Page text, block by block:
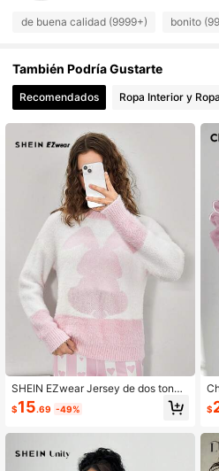
4.91 1.9M Seguidores
4.91 1.9M Seguidores
4.91 1.9M Seguidores
de buena calidad (9999+) bonito
También Podría Gustarte
Recomendados Ropa Interior y
SHEIN EZwear Jersey de dos tonos
con patrón de dibujos animados de
hombros caídos
$15.69 -49% $